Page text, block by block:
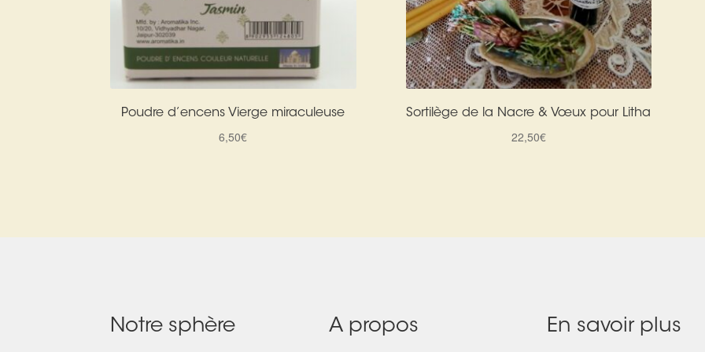
Poudre d’encens Vierge miraculeuse
6,50€
Sortilège de la Nacre & Vœux pour Litha
22,50€
Notre sphère A propos En savoir plus